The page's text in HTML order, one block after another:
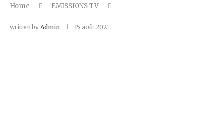
Home EMISSIONS TV
written by Admin 15 août 2021